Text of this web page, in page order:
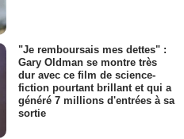
"Je remboursais mes dettes" :
Gary Oldman se montre très
dur avec ce film de science-
fiction pourtant brillant et qui a
généré 7 millions d'entrées à sa
sortie